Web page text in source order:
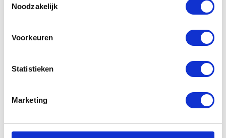
Noodzakelijk
Voorkeuren
Statistieken
Marketing
3 Jacket
Leather Jacket